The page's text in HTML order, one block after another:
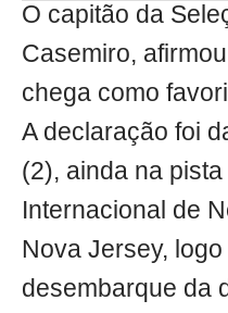
O capitão da
Casemiro,
chega como
A declaração foi
(2), ainda na
Internacional de
Nova Jersey,
desembarque da